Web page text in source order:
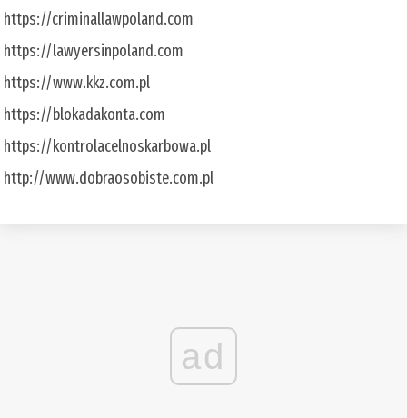
https://criminallawpoland.com
https://lawyersinpoland.com
https://www.kkz.com.pl
https://blokadakonta.com
https://kontrolacelnoskarbowa.pl
http://www.dobraosobiste.com.pl
ad